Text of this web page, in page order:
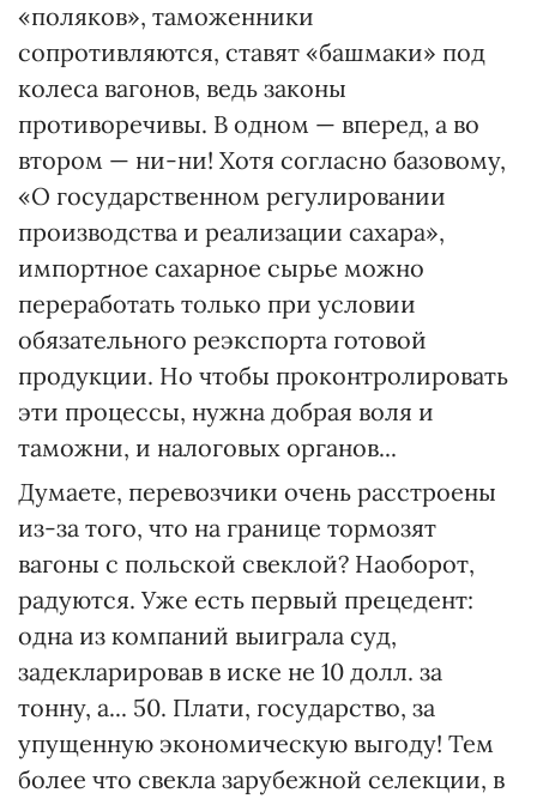
«поляков», таможенники
сопротивляются, ставят «башмаки» под
колеса вагонов, ведь законы
противоречивы. В одном — вперед, а во
втором — ни-ни! Хотя согласно базовому,
«О государственном регулировании
производства и реализации сахара»,
импортное сахарное сырье можно
переработать только при условии
обязательного реэкспорта готовой
продукции. Но чтобы проконтролировать
эти процессы, нужна добрая воля и
таможни, и налоговых органов...
Думаете, перевозчики очень расстроены
из-за того, что на границе тормозят
вагоны с польской свеклой? Наоборот,
радуются. Уже есть первый прецедент:
одна из компаний выиграла суд,
задекларировав в иске не 10 долл. за
тонну, а... 50. Плати, государство, за
упущенную экономическую выгоду! Тем
более что свекла зарубежной селекции, в